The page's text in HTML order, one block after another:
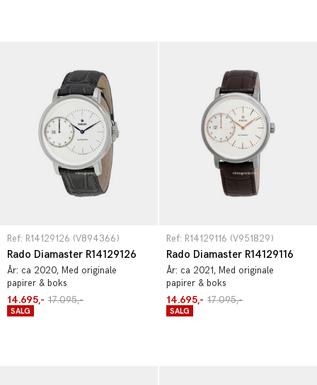
Ref: R14129126 (V894366)
Rado Diamaster R14129126
År: ca 2020, Med originale
papirer & boks
14.695,- 17.095,-
SALG
Ref: R14129116 (V951829)
Rado Diamaster R14129116
År: ca 2021, Med originale
papirer & boks
14.695,- 17.095,-
SALG